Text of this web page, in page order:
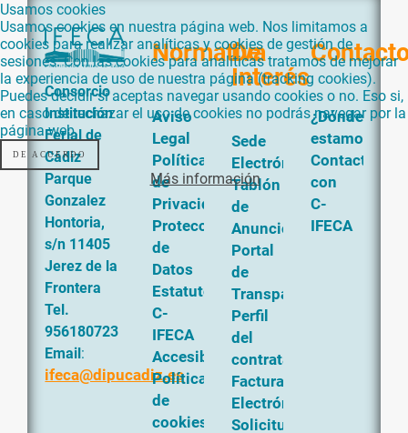
Consorcio
Institución
Ferial de
Cádiz
Parque
Gonzalez
Hontoria,
s/n 11405
Jerez de la
Frontera
Tel.
956180723
Email :
ifeca@dipucadiz.es
Normativa
Aviso
Legal
Política
de
Privacidad
Protección
de
Datos
Estatutos
C-
IFECA
Accesibilidad
Política
de
cookies
De
Interés
Sede
Electrónica
Tablón
de
Anuncios
Portal
de
Transparencia
Perfil
del
contratante
Factura
Electrónica
Solicitud
¿Dónde
estamos?
Contacta
con
C-
IFECA
Usamos cookies
Usamos cookies en nuestra página web. Nos limitamos a
cookies para realizar analíticas y cookies de gestión de
sesiones. Con las cookies para analíticas tratamos de mejorar
la experiencia de uso de nuestra página (tracking cookies).
Puedes decidir si aceptas navegar usando cookies o no. Eso si,
en caso de rechazar el uso de cookies no podrás navegar por la
página web.
DE ACUERDO
Más información